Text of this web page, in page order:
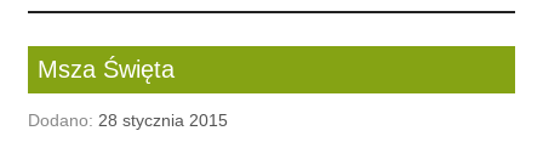
Msza Święta
Dodano: 28 stycznia 2015